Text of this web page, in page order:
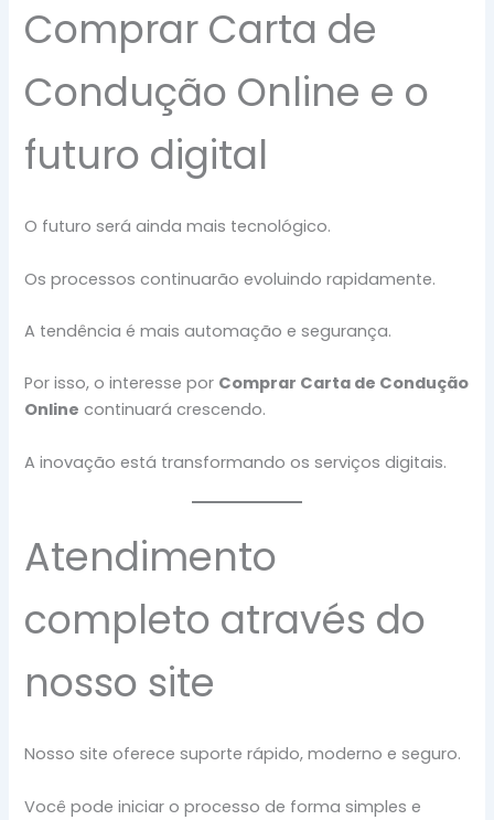
Comprar Carta de
Condução Online e o
futuro digital
O futuro será ainda mais tecnológico.
Os processos continuarão evoluindo rapidamente.
A tendência é mais automação e segurança.
Por isso, o interesse por Comprar Carta de Condução
Online continuará crescendo.
A inovação está transformando os serviços digitais.
Atendimento
completo através do
nosso site
Nosso site oferece suporte rápido, moderno e seguro.
Você pode iniciar o processo de forma simples e